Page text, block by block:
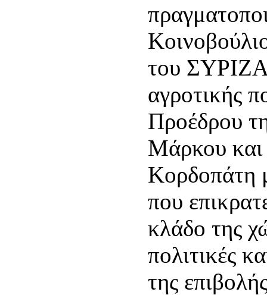
του ΣΥΡΙΖΑ
αγροτικής
Προέδρου
Μάρκου και
Κορδοπάτη
που
κλάδο της
πολιτικές
της